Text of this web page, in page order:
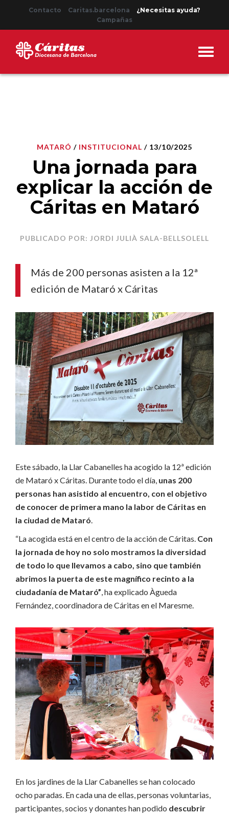
Contacto Caritas.barcelona
¿Necesitas ayuda?
Campañas
MATARÓ / INSTITUCIONAL / 13/10/2025
Una jornada para
explicar la acción de
Cáritas en Mataró
PUBLICADO POR: JORDI JULIÀ SALA-BELLSOLELL
Más de 200 personas asisten a la 12ª
edición de Mataró x Cáritas
Este sábado, la Llar Cabanelles ha acogido la 12ª edición
de Mataró x Cáritas. Durante todo el día, unas 200
personas han asistido al encuentro, con el objetivo
de conocer de primera mano la labor de Cáritas en
la ciudad de Mataró
“La acogida está en el centro de la acción de Cáritas. Con
la jornada de hoy no solo mostramos la diversidad
de todo lo que llevamos a cabo, sino que también
abrimos la puerta de este magnífico recinto a la
ciudadanía de Mataró” , ha explicado Àgueda
Fernández, coordinadora de Cáritas en el Maresme.
En los jardines de la Llar Cabanelles se han colocado
ocho paradas. En cada una de ellas, personas voluntarias,
participantes, socios y donantes han podido descubrir